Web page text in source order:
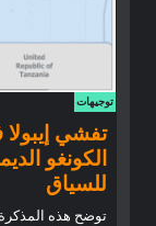
توجيهات
الكونغو
للسياق
توضح هذه